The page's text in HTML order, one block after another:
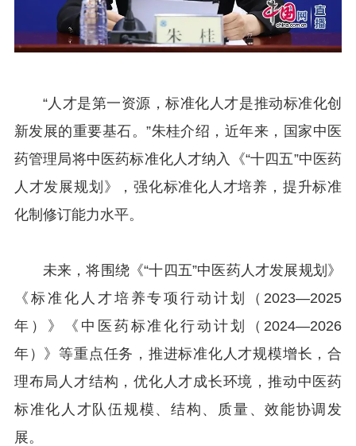
“人才是第一资源，标准化人才是推动标准化创
新发展的重要基石。”朱桂介绍，近年来，国家中医
药管理局将中医药标准化人才纳入《“十四五”中医药
人才发展规划》，强化标准化人才培养，提升标准
化制修订能力水平。
未来，将围绕《“十四五”中医药人才发展规划》
《标准化人才培养专项行动计划（2023—2025
年）》《中医药标准化行动计划（2024—2026
年）》等重点任务，推进标准化人才规模增长，合
理布局人才结构，优化人才成长环境，推动中医药
标准化人才队伍规模、结构、质量、效能协调发
展。